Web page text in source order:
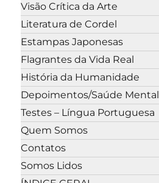
Visão Crítica da Arte
Literatura de Cordel
Estampas Japonesas
Flagrantes da Vida Real
História da Humanidade
Depoimentos/Saúde Mental
Testes – Língua Portuguesa
Quem Somos
Contatos
Somos Lidos